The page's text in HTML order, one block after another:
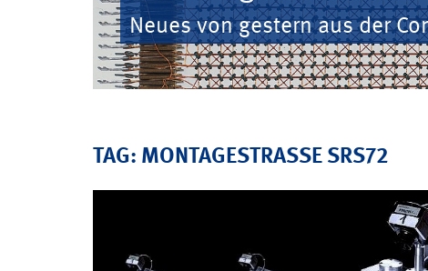
Neues von gestern aus der
TAG: MONTAGESTRASSE SRS72